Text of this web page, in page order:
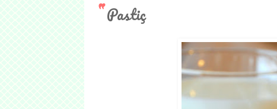
Pastiç